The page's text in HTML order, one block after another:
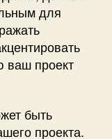
для
ваш проект
быть
проекта.